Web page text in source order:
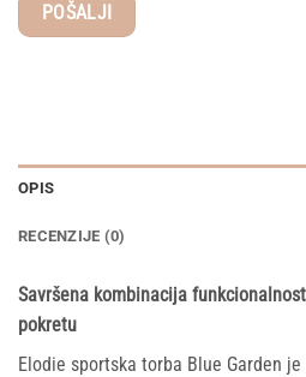
OPIS
RECENZIJE (0)
Savršena kombinacija
pokretu
Elodie sportska torba Blue Garden